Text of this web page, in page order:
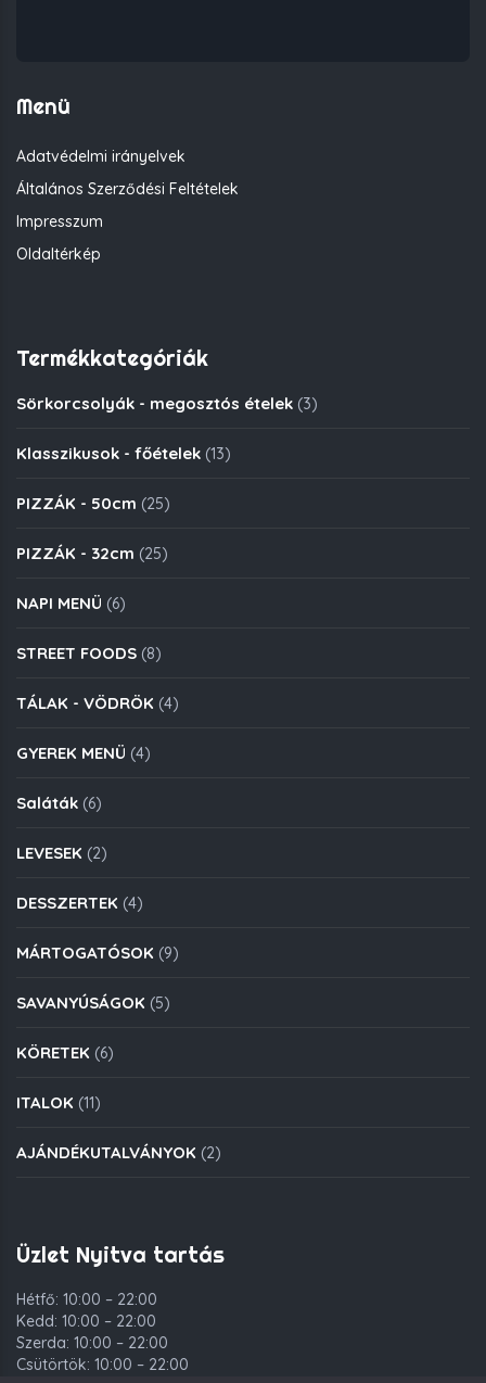
Menü
Adatvédelmi irányelvek
Általános Szerződési Feltételek
Impresszum
Oldaltérkép
Termékkategóriák
Sörkorcsolyák - megosztós ételek (3)
Klasszikusok - főételek (13)
PIZZÁK - 50cm (25)
PIZZÁK - 32cm (25)
NAPI MENÜ (6)
STREET FOODS (8)
TÁLAK - VÖDRÖK (4)
GYEREK MENÜ (4)
Saláták (6)
LEVESEK (2)
DESSZERTEK (4)
MÁRTOGATÓSOK (9)
SAVANYÚSÁGOK (5)
KÖRETEK (6)
ITALOK (11)
AJÁNDÉKUTALVÁNYOK (2)
Üzlet Nyitva tartás
Hétfő: 10:00 – 22:00
Kedd: 10:00 – 22:00
Szerda: 10:00 – 22:00
Csütörtök: 10:00 – 22:00